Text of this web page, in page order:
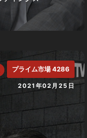
プライム市場 4286
2021年02月25日